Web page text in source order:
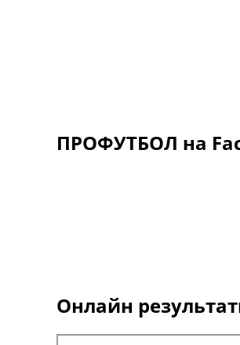
ПРОФУТБОЛ на
Онлайн